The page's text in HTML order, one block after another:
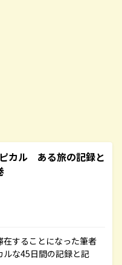
カル ある旅の記録と
することになった筆者
な45日間の記録と記